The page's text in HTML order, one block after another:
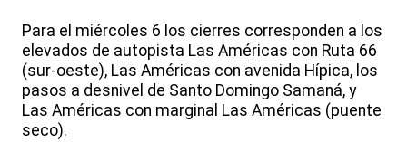
Para el miércoles 6 los cierres corresponden a los
elevados de autopista Las Américas con Ruta 66
(sur-oeste), Las Américas con avenida Hípica, los
pasos a desnivel de Santo Domingo Samaná, y
Las Américas con marginal Las Américas (puente
seco).